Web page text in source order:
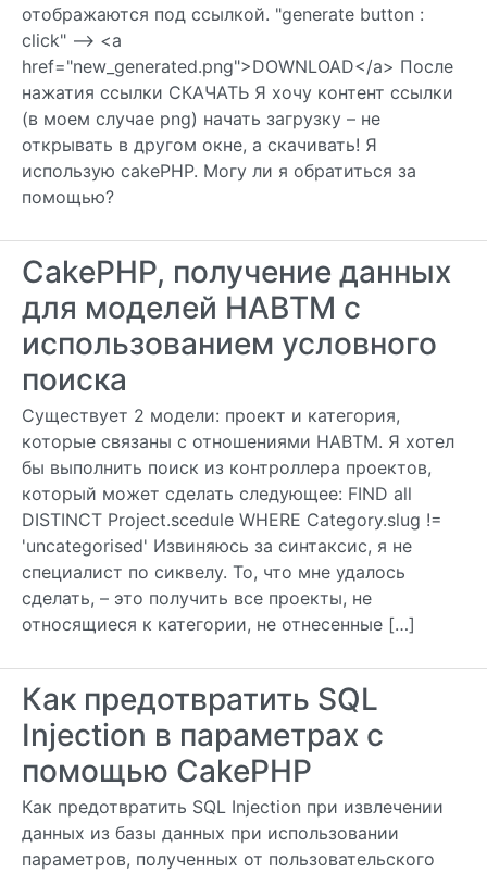
отображаются под ссылкой. "generate button :
click" —> <a
href="new_generated.png">DOWNLOAD</a> После
нажатия ссылки СКАЧАТЬ Я хочу контент ссылки
(в моем случае png) начать загрузку – не
открывать в другом окне, а скачивать! Я
использую cakePHP. Могу ли я обратиться за
помощью?
CakePHP, получение данных
для моделей HABTM с
использованием условного
поиска
Существует 2 модели: проект и категория,
которые связаны с отношениями HABTM. Я хотел
бы выполнить поиск из контроллера проектов,
который может сделать следующее: FIND all
DISTINCT Project.scedule WHERE Category.slug !=
'uncategorised' Извиняюсь за синтаксис, я не
специалист по сиквелу. То, что мне удалось
сделать, – это получить все проекты, не
относящиеся к категории, не отнесенные […]
Как предотвратить SQL
Injection в параметрах с
помощью CakePHP
Как предотвратить SQL Injection при извлечении
данных из базы данных при использовании
параметров, полученных от пользовательского